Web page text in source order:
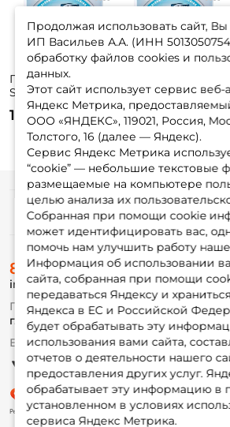
Плетёный шнур
Sufix Ice Braid 50м.
0.18мм. BLUE
1 190 ₽
Sufix Ice Braid 50м.
0.20мм. BLUE
1 190 ₽
Продолжая использовать сайт, Вы
ИП Васильев А.А. (ИНН
обработку файлов cookies и
данных.
Этот сайт использует сервис веб-
Яндекс Метрика,
ООО «ЯНДЕКС», 119021, Россия,
Толстого, 16 (далее — Яндекс).
Сервис Яндекс Метрика
“cookie” — небольшие текстовые
размещаемые на компьютере
целью анализа их
Собранная при помощи cookie
может идентифицировать вас,
помочь нам улучшить работу
Информация об использовании
сайта, собранная при помощи
передаваться Яндексу и
Яндекса в ЕС и Российской
будет обрабатывать эту
использования вами сайта,
отчетов о деятельности нашего
предоставления других услуг.
обрабатывает эту информацию в
установленном в условиях
сервиса Яндекс Метрика.
Информация
О магазине
Доставка
Оплата
Fox-bonus
Гуру
Партнерская
8 (495) 532-77-88
info@foxfishing.ru
По вопросам с заказом
г. Москва, ул. Плеханова д.7
Ежедневно 10:00 до 20:00